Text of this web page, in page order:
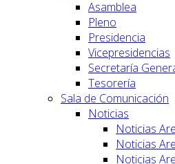
Asamblea
Pleno
Presidencia
Vicepresidencias
Secretaría
Tesorería
Sala de Comunicación
Noticias
Noticias
Noticias
Noticias